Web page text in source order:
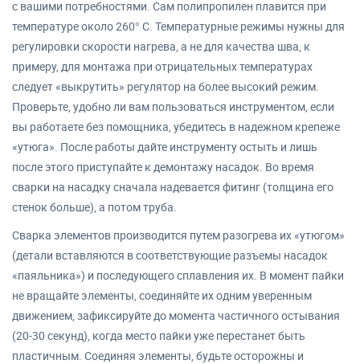
с вашими потребностями. Сам полипропилен плавится при
температуре около 260° C. Температурные режимы нужны для
регулировки скорости нагрева, а не для качества шва, к
примеру, для монтажа при отрицательных температурах
следует «выкрутить» регулятор на более высокий режим.
Проверьте, удобно ли вам пользоваться инструментом, если
вы работаете без помощника, убедитесь в надежном крепеже
«утюга». После работы дайте инструменту остыть и лишь
после этого приступайте к демонтажу насадок. Во время
сварки на насадку сначала надевается фитинг (толщина его
стенок больше), а потом труба.
Сварка элементов производится путем разогрева их «утюгом»
(детали вставляются в соответствующие разъемы насадок
«паяльника») и последующего сплавления их. В момент пайки
не вращайте элементы, соединяйте их одним уверенным
движением, зафиксируйте до момента частичного остывания
(20-30 секунд), когда место пайки уже перестанет быть
пластичным. Соединяя элементы, будьте осторожны и